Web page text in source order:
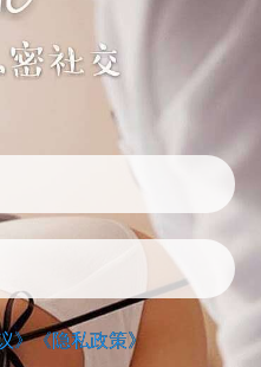
》《隐私政策》